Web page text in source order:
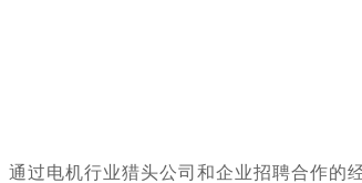
通过电机行业猎头公司和企业招聘合作的